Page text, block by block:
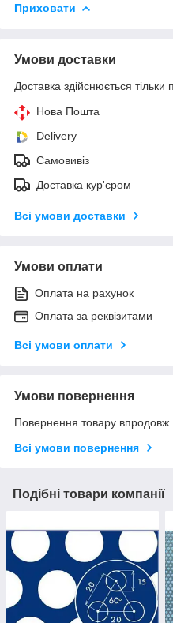
Приховати
Умови доставки
Доставка здійснюється тільки
Нова Пошта
Delivery
Самовивіз
Доставка кур'єром
Всі умови доставки
Умови оплати
Оплата на рахунок
Оплата за реквізитами
Всі умови оплати
Умови повернення
Повернення товару впродовж
Всі умови повернення
Подібні товари компанії